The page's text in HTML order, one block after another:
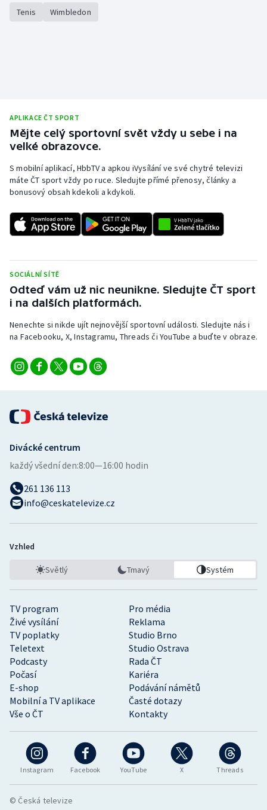
Stolní tenis
Volejbal
Tenis Wimbledon
APLIKACE ČT SPORT
Mějte celý sportovní svět vždy u sebe i na
velké obrazovce.
S mobilní aplikací, HbbTV a apkou iVysílání ve své chytré televizi
máte ČT sport vždy po ruce. Sledujte přímé přenosy, články a
bonusový obsah kdekoli a kdykoli.
SOCIÁLNÍ SÍTĚ
Odteď vám už nic neunikne. Sledujte ČT sport
i na dalších platformách.
Nenechte si nikde ujít nejnovější sportovní události. Sledujte nás i
na Facebooku, X, Instagramu, Threads či YouTube a buďte v obraze.
Instagram Facebook YouTube X Threads
TV program
Pro média
Živé vysílání
Reklama
TV poplatky
Studio Brno
Teletext
Studio Ostrava
Podcasty
Rada ČT
Počasí
Kariéra
E-shop
Podávání námětů
Mobilní a TV aplikace
Časté dotazy
Vše o ČT
Kontakty
Divácké centrum
každý všední den:8:00—16:00 hodin
261 136 113
info@ceskatelevize.cz
Vzhled
Světlý Tmavý Systém
© Česká televize